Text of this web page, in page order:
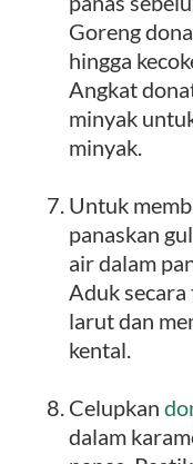
Goreng
hingga
Angkat
minyak
minyak.
Untuk
panaskan
air dalam
Aduk
larut dan
kental.
Celupkan
dalam